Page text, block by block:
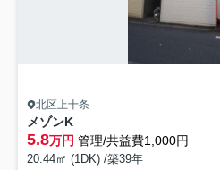
北区上十条
メゾンK
5.8万円 管理/共益費1,000円
20.44㎡ (1DK) /築39年